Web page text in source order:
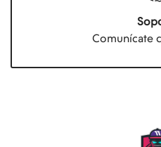
Comunícate